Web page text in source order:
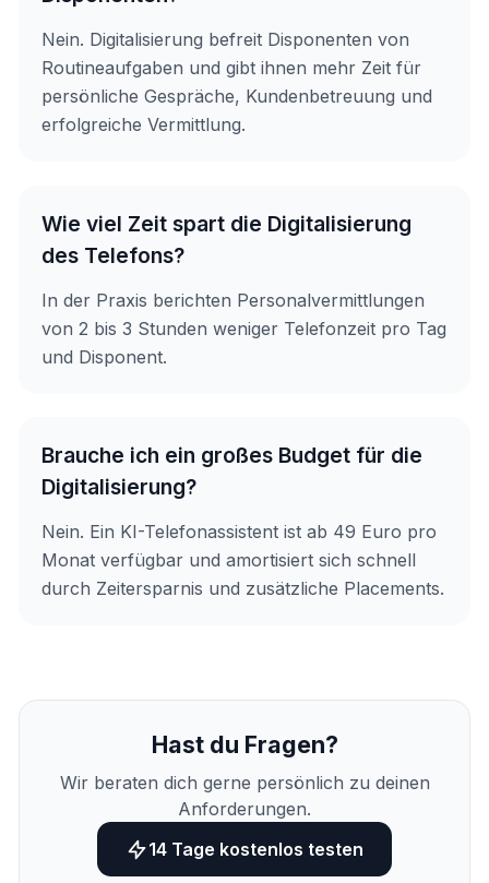
Nein. Digitalisierung befreit Disponenten von
Routineaufgaben und gibt ihnen mehr Zeit für
persönliche Gespräche, Kundenbetreuung und
erfolgreiche Vermittlung.
Wie viel Zeit spart die Digitalisierung
des Telefons?
In der Praxis berichten Personalvermittlungen
von 2 bis 3 Stunden weniger Telefonzeit pro Tag
und Disponent.
Brauche ich ein großes Budget für die
Digitalisierung?
Nein. Ein KI-Telefonassistent ist ab 49 Euro pro
Monat verfügbar und amortisiert sich schnell
durch Zeitersparnis und zusätzliche Placements.
Hast du Fragen?
Wir beraten dich gerne persönlich zu deinen
Anforderungen.
14 Tage kostenlos testen